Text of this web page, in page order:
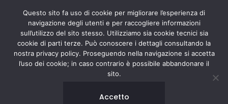
Questo sito fa uso di cookie per migliorare l’esperienza di
navigazione degli utenti e per raccogliere informazioni
sull’utilizzo del sito stesso. Utilizziamo sia cookie tecnici sia
cookie di parti terze. Può conoscere i dettagli consultando la
nostra privacy policy. Proseguendo nella navigazione si accetta
l’uso dei cookie; in caso contrario è possibile abbandonare il
sito.
Accetto